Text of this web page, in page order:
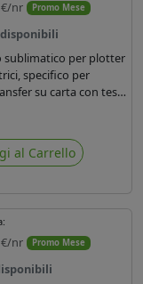
€/nr Promo Mese
sublimatico per plotter
specifico per
su carta con teste
5113, dx4 e dx5.
alla
e Oeko-Tex.
al Carrello
€/nr Promo Mese